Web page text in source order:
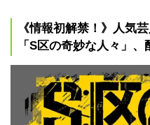
《情報初解禁！》人気
「S区の奇妙な人々」、